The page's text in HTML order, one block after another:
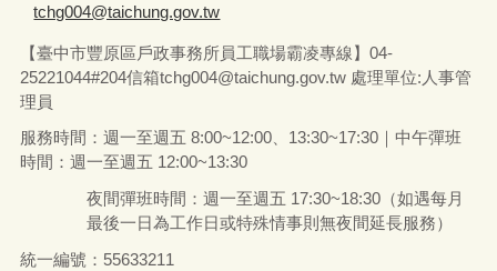
tchg004@taichung.gov.tw
【臺中市豐原區戶政事務所員工職場霸凌專線】04-
25221044#204信箱tchg004@taichung.gov.tw 處理單位:人事管
理員
服務時間：週一至週五 8:00~12:00、13:30~17:30｜中午彈班
時間：週一至週五 12:00~13:30
夜間彈班時間：週一至週五 17:30~18:30（如遇每月
最後一日為工作日或特殊情事則無夜間延長服務）
統一編號：55633211